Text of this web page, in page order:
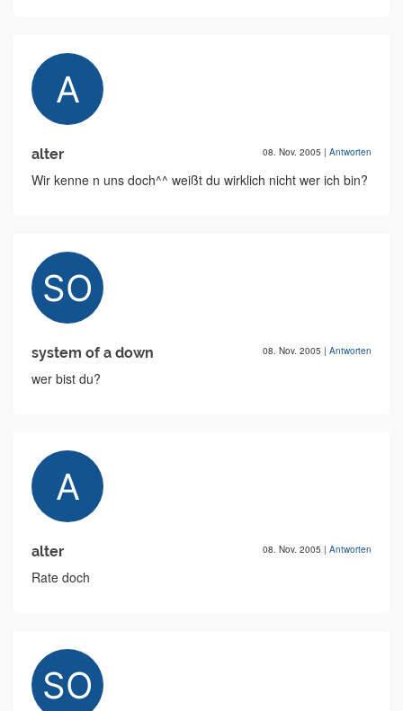
alter 08. Nov. 2005 | Antworten
Wir kenne n uns doch^^ weißt du wirklich nicht wer ich bin?
system of a down 08. Nov. 2005 | Antworten
wer bist du?
alter 08. Nov. 2005 | Antworten
Rate doch